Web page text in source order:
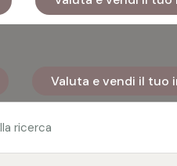
Valuta e vendi il tuo
ricerca